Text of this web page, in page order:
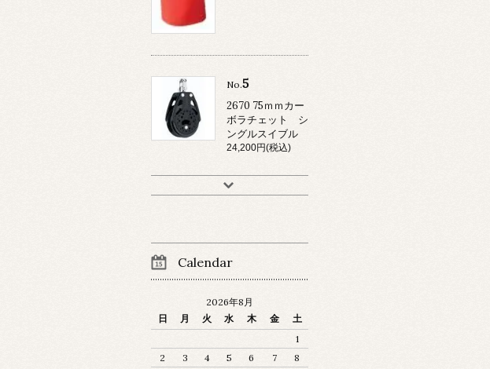
No.5
2670 75ｍｍカー
ボラチェット シ
ングルスイブル
24,200円(税込)
Calendar
2026年8月
日
月 火 水 木 金
土
1
2
3 4 5 6 7
8